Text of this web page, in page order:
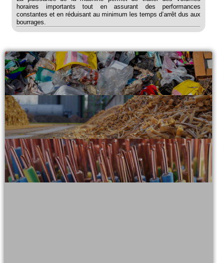
horaires importants tout en assurant des performances
constantes et en réduisant au minimum les temps d’arrêt dus aux
bourrages.